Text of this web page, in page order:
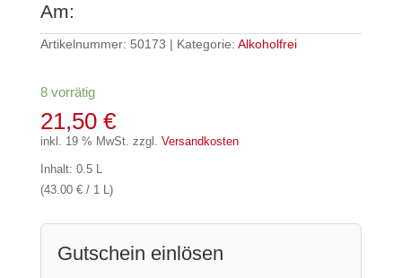
Am:
Artikelnummer: 50173 Kategorie: Alkoholfrei
8 vorrätig
21,50 €
inkl. 19 % MwSt. zzgl. Versandkosten
Inhalt: 0.5 L
(43.00 € / 1 L)
Gutschein einlösen